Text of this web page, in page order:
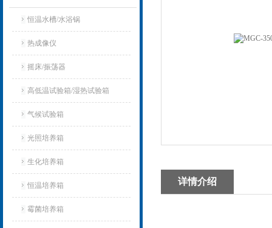
恒温水槽/水浴锅
热成像仪
摇床/振荡器
高低温试验箱/湿热试验箱
气候试验箱
光照培养箱
生化培养箱
恒温培养箱
霉菌培养箱
详情介绍